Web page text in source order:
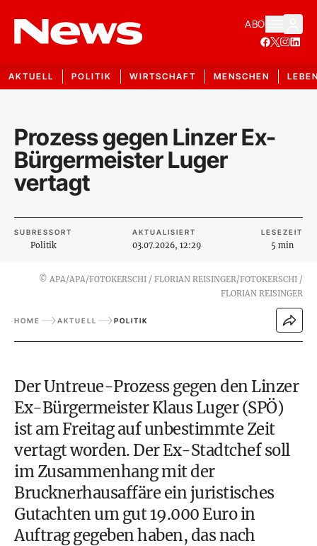
ABO
AKTUELL POLITIK WIRTSCHAFT MENSCHEN
Prozess gegen Linzer Ex-
Bürgermeister Luger
vertagt
SUBRESSORT
Politik
AKTUALISIERT
03.07.2026, 12:29
LESEZEIT
5 min
© APA/APA/FOTOKERSCHI / FLORIAN REISINGER/FOTOKERSCHI /
FLORIAN REISINGER
HOME AKTUELL POLITIK
Der Untreue-Prozess gegen den Linzer
Ex-Bürgermeister Klaus Luger (SPÖ)
ist am Freitag auf unbestimmte Zeit
vertagt worden. Der Ex-Stadtchef soll
im Zusammenhang mit der
Brucknerhausaffäre ein juristisches
Gutachten um gut 19.000 Euro in
Auftrag gegeben haben, das nach